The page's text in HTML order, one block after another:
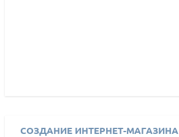
СОЗДАНИЕ ИНТЕРНЕТ-МАГАЗИНА